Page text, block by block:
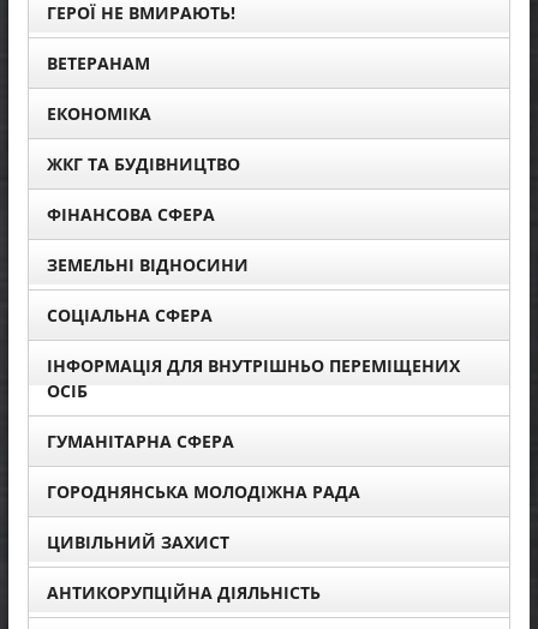
ГЕРОЇ НЕ ВМИРАЮТЬ!
ВЕТЕРАНАМ
ЕКОНОМІКА
ЖКГ ТА БУДІВНИЦТВО
ФІНАНСОВА СФЕРА
ЗЕМЕЛЬНІ ВІДНОСИНИ
СОЦІАЛЬНА СФЕРА
ІНФОРМАЦІЯ ДЛЯ ВНУТРІШНЬО ПЕРЕМІЩЕНИХ
ОСІБ
ГУМАНІТАРНА СФЕРА
ГОРОДНЯНСЬКА МОЛОДІЖНА РАДА
ЦИВІЛЬНИЙ ЗАХИСТ
АНТИКОРУПЦІЙНА ДІЯЛЬНІСТЬ